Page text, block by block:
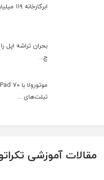
ابرکارخانه ۱۱۹ میلیارد دلاری ایلان ماسک؛...
بحران تراشه اپل
چ...
تبلت‌های ...
مقالات آموزشی